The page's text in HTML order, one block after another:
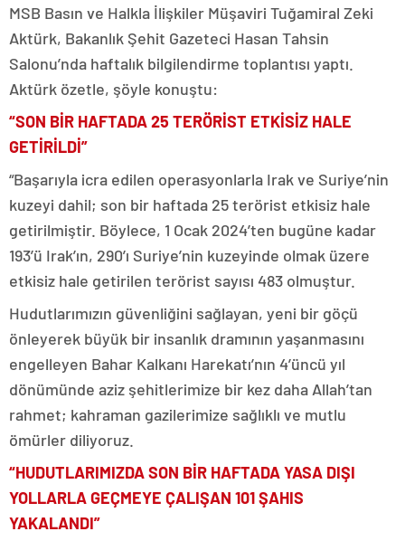
MSB Basın ve Halkla İlişkiler Müşaviri Tuğamiral Zeki
Aktürk, Bakanlık Şehit Gazeteci Hasan Tahsin
Salonu’nda haftalık bilgilendirme toplantısı yaptı.
Aktürk özetle, şöyle konuştu:
“SON BİR HAFTADA 25 TERÖRİST ETKİSİZ HALE
GETİRİLDİ”
“Başarıyla icra edilen operasyonlarla Irak ve Suriye’nin
kuzeyi dahil; son bir haftada 25 terörist etkisiz hale
getirilmiştir. Böylece, 1 Ocak 2024’ten bugüne kadar
193’ü Irak’ın, 290’ı Suriye’nin kuzeyinde olmak üzere
etkisiz hale getirilen terörist sayısı 483 olmuştur.
Hudutlarımızın güvenliğini sağlayan, yeni bir göçü
önleyerek büyük bir insanlık dramının yaşanmasını
engelleyen Bahar Kalkanı Harekatı’nın 4’üncü yıl
dönümünde aziz şehitlerimize bir kez daha Allah’tan
rahmet; kahraman gazilerimize sağlıklı ve mutlu
ömürler diliyoruz.
“HUDUTLARIMIZDA SON BİR HAFTADA YASA DIŞI
YOLLARLA GEÇMEYE ÇALIŞAN 101 ŞAHIS
YAKALANDI”